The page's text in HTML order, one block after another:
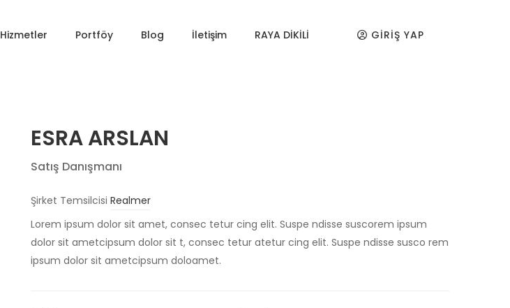
Hizmetler Portföy Blog İletişim RAYA DİKİLİ GIRIŞ YAP
ESRA ARSLAN
Satış Danışmanı
Şirket Temsilcisi Realmer
Lorem ipsum dolor sit amet, consec tetur cing elit. Suspe ndisse suscorem ipsum
dolor sit ametcipsum dolor sit t, consec tetur atetur cing elit. Suspe ndisse susco rem
ipsum dolor sit ametcipsum doloamet.